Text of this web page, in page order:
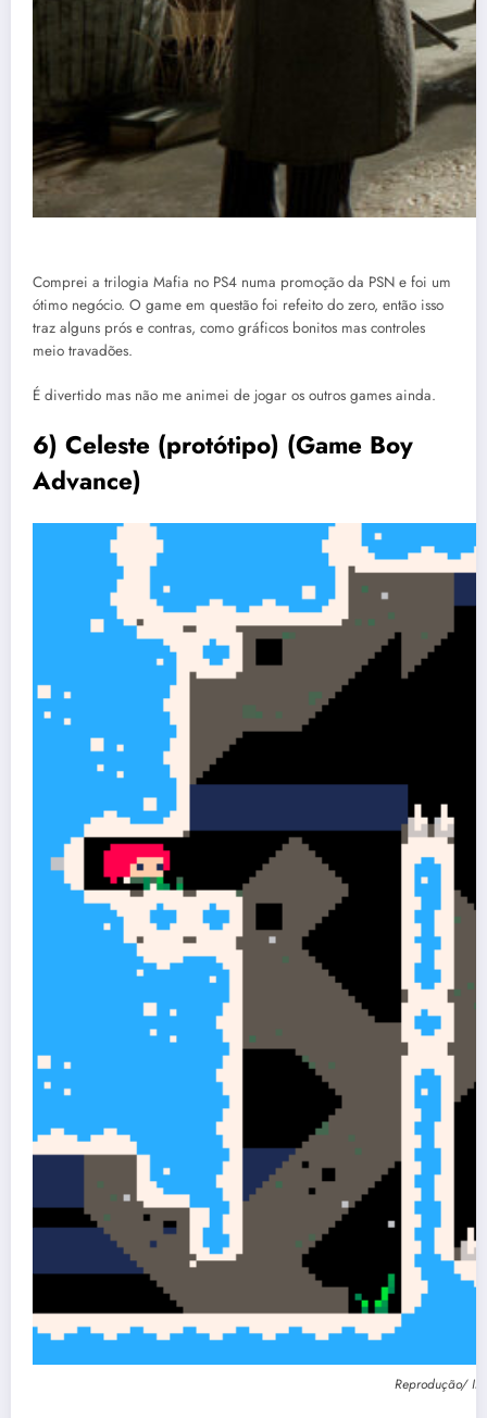
Comprei a trilogia Mafia no PS4 numa promoção da PSN e foi um
ótimo negócio. O game em questão foi refeito do zero, então isso
traz alguns prós e contras, como gráficos bonitos mas controles
meio travadões.
É divertido mas não me animei de jogar os outros games ainda.
6) Celeste (protótipo) (Game Boy
Advance)
Reprodução/